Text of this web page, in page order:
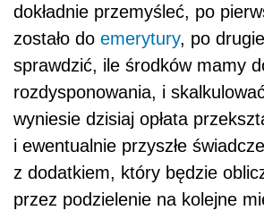
dokładnie przemyśleć, po
zostało do emerytury, po
sprawdzić, ile środków mamy
rozdysponowania, i
wyniesie dzisiaj opłata
i ewentualnie przyszłe
z dodatkiem, który będzie
przez podzielenie na kolejne